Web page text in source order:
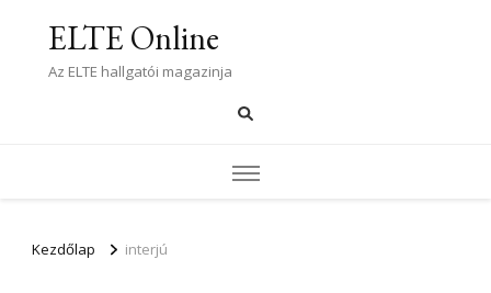
ELTE Online
Az ELTE hallgatói magazinja
Kezdőlap interjú